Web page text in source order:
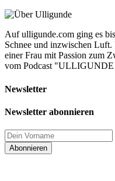
Auf ulligunde.com ging es
Schnee und inzwischen
einer Frau mit Passion zum
vom Podcast
Newsletter
Newsletter abonnieren